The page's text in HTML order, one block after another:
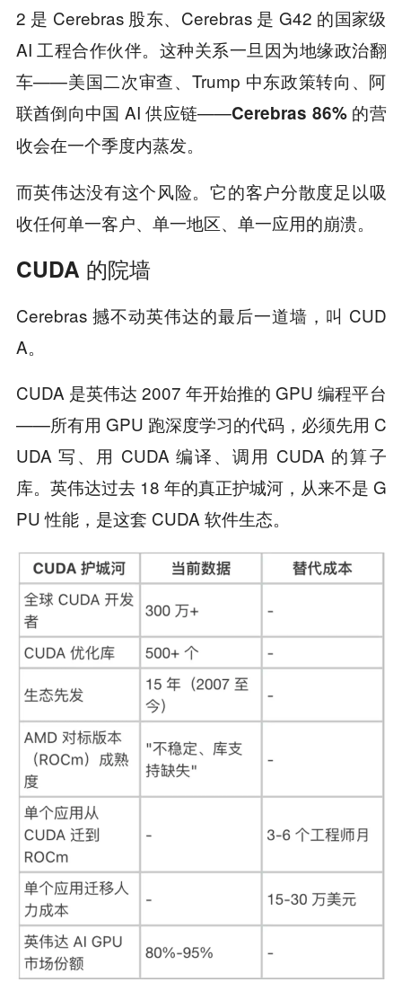
2 是 Cerebras 股东、Cerebras 是 G42 的国家级
AI 工程合作伙伴。这种关系一旦因为地缘政治翻
车——美国二次审查、Trump 中东政策转向、阿
联酋倒向中国 AI 供应链——Cerebras 86% 的营
收会在一个季度内蒸发。
而英伟达没有这个风险。它的客户分散度足以吸
收任何单一客户、单一地区、单一应用的崩溃。
CUDA 的院墙
Cerebras 撼不动英伟达的最后一道墙，叫 CUD
A。
CUDA 是英伟达 2007 年开始推的 GPU 编程平台
——所有用 GPU 跑深度学习的代码，必须先用 C
UDA 写、用 CUDA 编译、调用 CUDA 的算子
库。英伟达过去 18 年的真正护城河，从来不是 G
PU 性能，是这套 CUDA 软件生态。